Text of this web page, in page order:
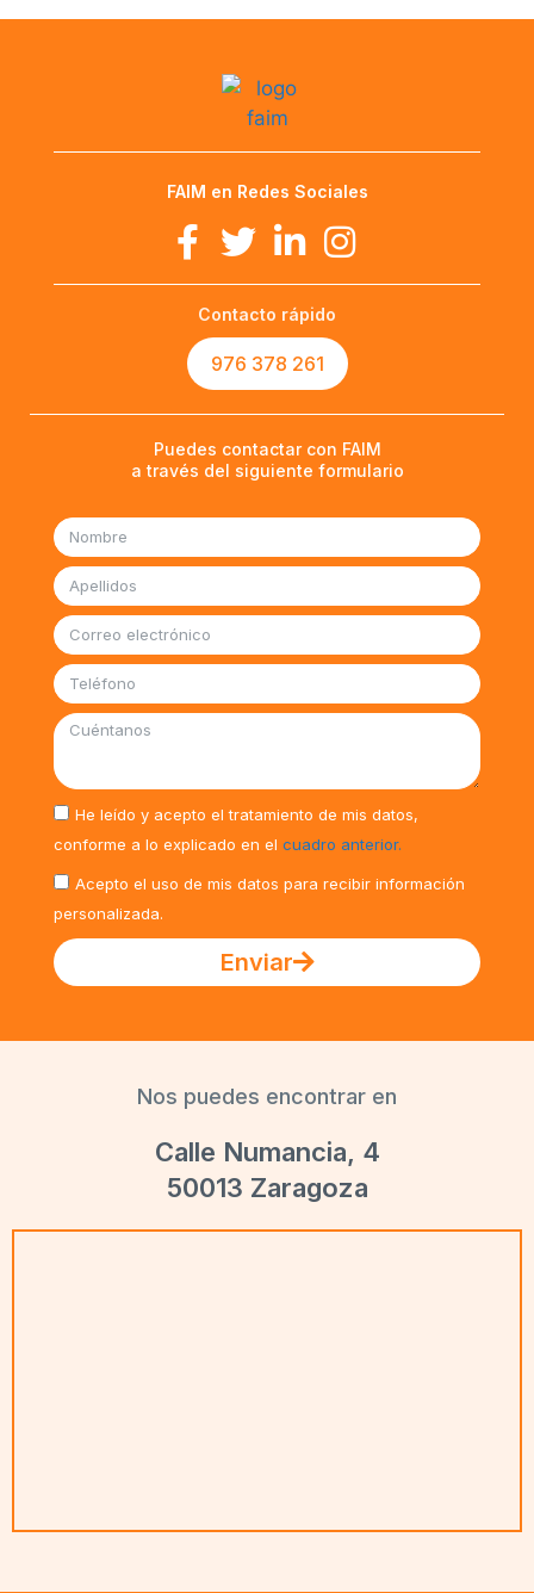
FAIM en Redes Sociales
Contacto rápido
976 378 261
Puedes contactar con FAIM
a través del siguiente formulario
He leído y acepto el tratamiento de mis datos,
conforme a lo explicado en el cuadro anterior.
Acepto el uso de mis datos para recibir información
personalizada.
Enviar
Nos puedes encontrar en
Calle Numancia, 4
50013 Zaragoza